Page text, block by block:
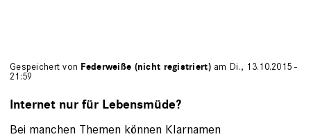
Gespeichert von Federweiße (nicht registriert)am Di., 13.10.2015 -
21:59
Internet nur für Lebensmüde?
Bei manchen Themen können Klarnamen